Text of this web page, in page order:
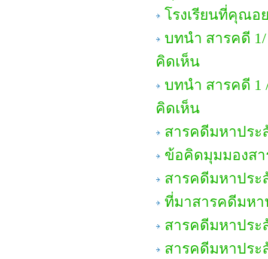
โรงเรียนที่คุณอ
บทนำ สารคดี 1/
คิดเห็น
บทนำ สารคดี 1
คิดเห็น
สารคดีมหาปร
ข้อคิดมุมมองส
สารคดีมหาปร
ที่มาสารคดีมห
สารคดีมหาประ
สารคดีมหาปร